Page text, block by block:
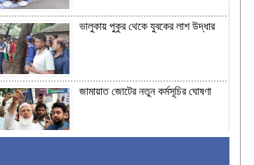
ভালুকায় পুকুর থেকে যুবকের লাশ উদ্ধার
জামায়াত জোটের নতুন কর্মসূচির ঘোষণা